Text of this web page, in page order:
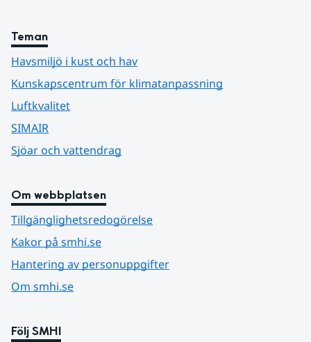
Teman
Havsmiljö i kust och hav
Kunskapscentrum för klimatanpassning
Luftkvalitet
SIMAIR
Sjöar och vattendrag
Om webbplatsen
Tillgänglighetsredogörelse
Kakor på smhi.se
Hantering av personuppgifter
Om smhi.se
Följ SMHI